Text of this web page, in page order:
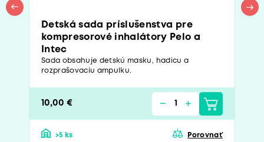
Detská sada príslušenstva pre
kompresorové inhalátory Pelo a
Intec
Sada obsahuje detskú masku, hadicu a
rozprašovaciu ampulku.
10,00 €
>5 ks Porovnať